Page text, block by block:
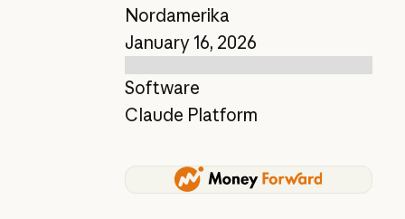
Nordamerika
January 16, 2026
Software
Claude Platform
Bericht anzeigen